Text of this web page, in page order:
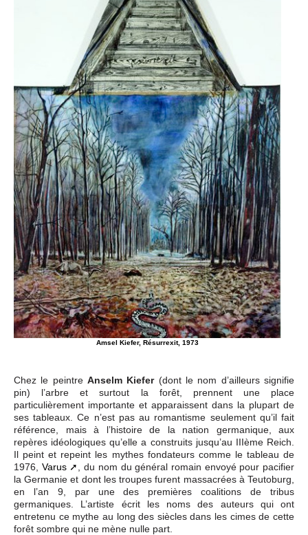
Amsel Kiefer, Résurrexit, 1973
Chez le peintre Anselm Kiefer(dont le nom d’ailleurs signifie
pin) l’arbre et surtout la forêt, prennent une place
particulièrement importante et apparaissent dans la plupart de
ses tableaux. Ce n’est pas au romantisme seulement qu’il fait
référence, mais à l’histoire de la nation germanique, aux
repères idéologiques qu’elle a construits jusqu’au IIIème Reich.
Il peint et repeint les mythes fondateurs comme le tableau de
1976, Varus
, du nom du général romain envoyé pour pacifier
la Germanie et dont les troupes furent massacrées à Teutoburg,
en l’an 9, par une des premières coalitions de tribus
germaniques. L’artiste écrit les noms des auteurs qui ont
entretenu ce mythe au long des siècles dans les cimes de cette
forêt sombre qui ne mène nulle part.